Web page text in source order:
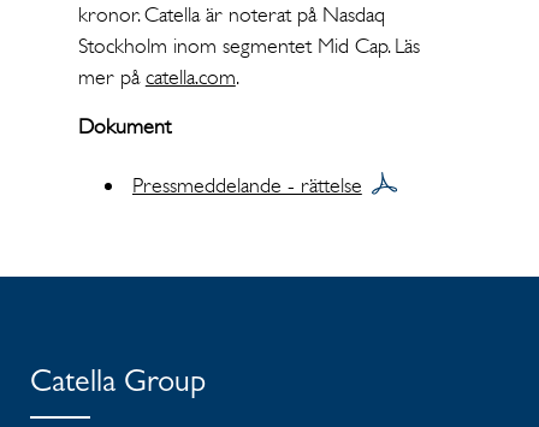
kronor. Catella är noterat på Nasdaq
Stockholm inom segmentet Mid Cap. Läs
mer påcatella.com.
Dokument
Pressmeddelande - rättelse
Catella Group